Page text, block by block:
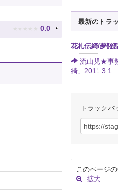
★ ★ ★ ★ ★ 0.0
最新のトラ
花札伝綺/夢謡
流山児★事
綺」2011.3.1
トラックバ
このページの
拡大